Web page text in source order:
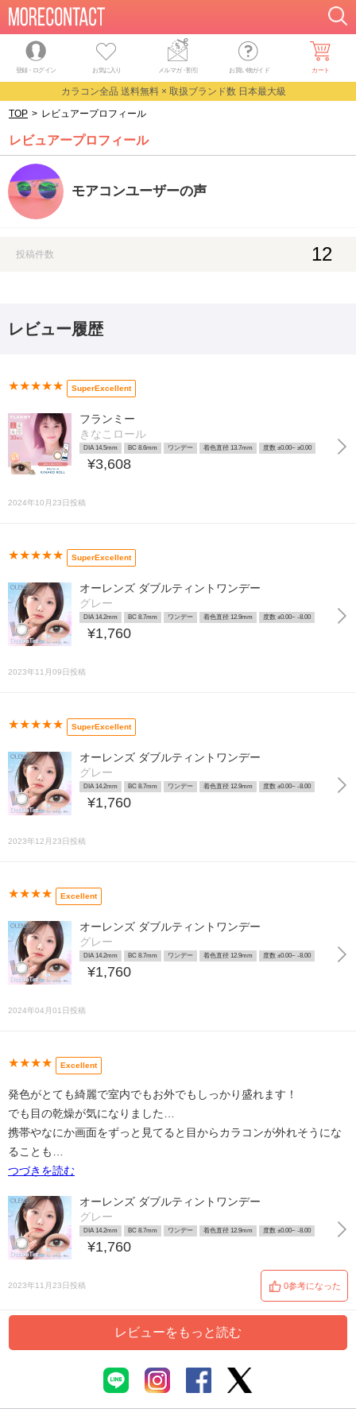
登録・ログイン お気に入り メルマガ・割引 お買い物ガイド カート
カラコン全品 送料無料 × 取扱ブランド数 日本最大級
TOP > レビュアープロフィール
レビュアープロフィール
モアコンユーザーの声
投稿件数 12
レビュー履歴
★★★★★ SuperExcellent
フランミー
きなこロール
DIA 14.5mm BC 8.6mm ワンデー 着色直径 13.7mm 度数 ±0.00~ ±0.00
¥3,608
2024年10月23日投稿
★★★★★ SuperExcellent
オーレンズ ダブルティントワンデー
グレー
DIA 14.2mm BC 8.7mm ワンデー 着色直径 12.9mm 度数 ±0.00~ -8.00
¥1,760
2023年11月09日投稿
★★★★★ SuperExcellent
オーレンズ ダブルティントワンデー
グレー
DIA 14.2mm BC 8.7mm ワンデー 着色直径 12.9mm 度数 ±0.00~ -8.00
¥1,760
2023年12月23日投稿
★★★★ Excellent
オーレンズ ダブルティントワンデー
グレー
DIA 14.2mm BC 8.7mm ワンデー 着色直径 12.9mm 度数 ±0.00~ -8.00
¥1,760
2024年04月01日投稿
★★★★ Excellent
発色がとても綺麗で室内でもお外でもしっかり盛れます！
でも目の乾燥が気になりました…
携帯やなにか画面をずっと見てると目からカラコンが外れそうにな
ることも…
つづきを読む
オーレンズ ダブルティントワンデー
グレー
DIA 14.2mm BC 8.7mm ワンデー 着色直径 12.9mm 度数 ±0.00~ -8.00
¥1,760
2023年11月23日投稿 0参考になった
レビューをもっと読む